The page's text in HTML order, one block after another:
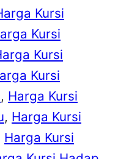
Kursi
Kursi
Kursi
Kursi
, Harga Kursi
, Harga Kursi
Harga Kursi